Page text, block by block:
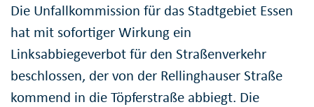
Die Unfallkommission für das Stadtgebiet Essen
hat mit sofortiger Wirkung ein
Linksabbiegeverbot für den Straßenverkehr
beschlossen, der von der Rellinghauser Straße
kommend in die Töpferstraße abbiegt. Die